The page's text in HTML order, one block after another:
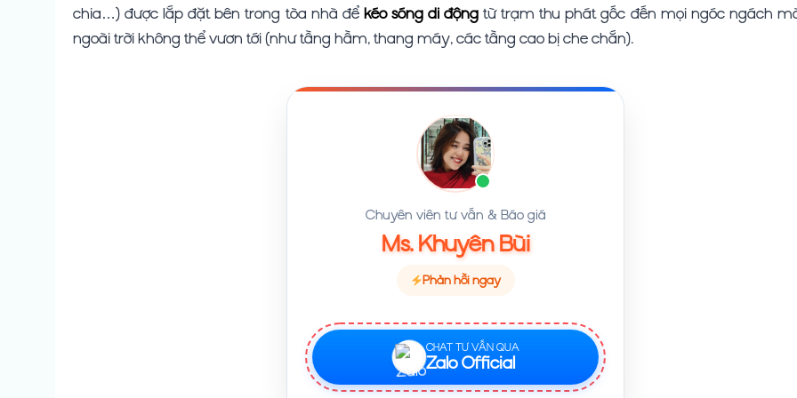
chia…) được lắp đặt bên trong tòa nhà để kéo sóng di động từ trạm thu phát gốc đến mọi ngóc ngách
ngoài trời không thể vươn tới (như tầng hầm, thang máy, các tầng cao bị che chắn).
Chuyên viên tư vấn & Báo giá
Ms. Khuyên Bùi
Phản hồi ngay
CHAT TƯ VẤN QUA
Zalo Official